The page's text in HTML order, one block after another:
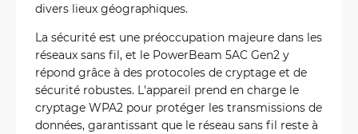
divers lieux géographiques.
La sécurité est une préoccupation majeure dans les
réseaux sans fil, et le PowerBeam 5AC Gen2 y
répond grâce à des protocoles de cryptage et de
sécurité robustes. L'appareil prend en charge le
cryptage WPA2 pour protéger les transmissions de
données, garantissant que le réseau sans fil reste à